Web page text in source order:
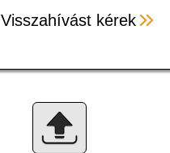
Visszahívást kérek